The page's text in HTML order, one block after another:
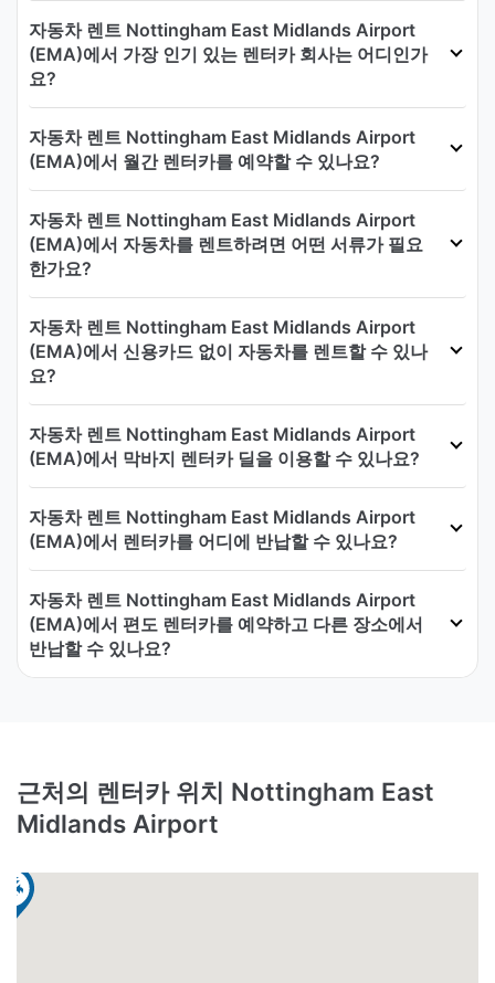
자동차 렌트 Nottingham East Midlands Airport
(EMA)에서 가장 인기 있는 렌터카 회사는 어디인가
요?
자동차 렌트 Nottingham East Midlands Airport
(EMA)에서 월간 렌터카를 예약할 수 있나요?
자동차 렌트 Nottingham East Midlands Airport
(EMA)에서 자동차를 렌트하려면 어떤 서류가 필요
한가요?
자동차 렌트 Nottingham East Midlands Airport
(EMA)에서 신용카드 없이 자동차를 렌트할 수 있나
요?
자동차 렌트 Nottingham East Midlands Airport
(EMA)에서 막바지 렌터카 딜을 이용할 수 있나요?
자동차 렌트 Nottingham East Midlands Airport
(EMA)에서 렌터카를 어디에 반납할 수 있나요?
자동차 렌트 Nottingham East Midlands Airport
(EMA)에서 편도 렌터카를 예약하고 다른 장소에서
반납할 수 있나요?
근처의 렌터카 위치 Nottingham East
Midlands Airport